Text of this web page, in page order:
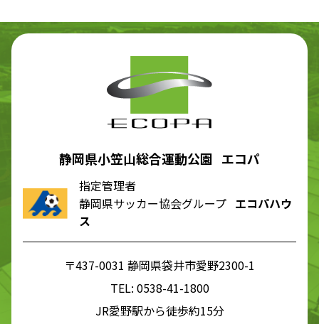
静岡県小笠山総合運動公園 エコパ
指定管理者
静岡県サッカー協会グループ エコパハウ
ス
〒437-0031 静岡県袋井市愛野2300-1
TEL: 0538-41-1800
JR愛野駅から徒歩約15分